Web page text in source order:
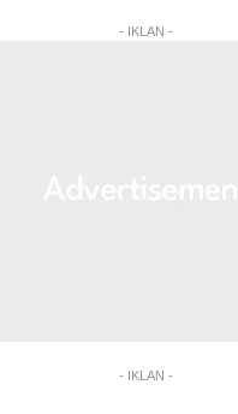
- IKLAN -
- IKLAN -